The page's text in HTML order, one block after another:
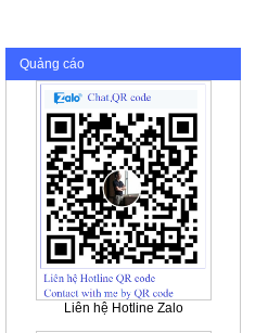
Quảng cáo
Liên hệ Hotline Zalo